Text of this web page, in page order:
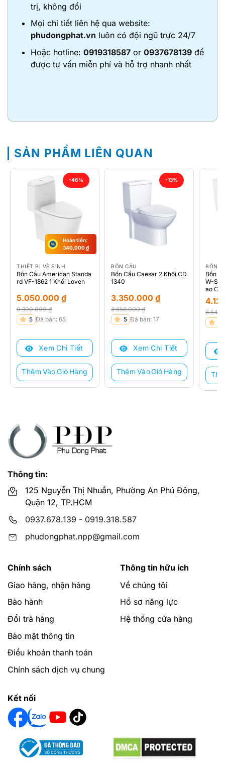
trị, không đổi
Mọi chi tiết liên hệ qua website:
phudongphat.vn luôn có đội ngũ trực 24/7
Hoặc hotline: 0919318587 or 0937678139 để
được tư vấn miễn phí và hỗ trợ nhanh nhất
SẢN PHẨM LIÊN QUAN
-46%
Hoàn tiền:
340,000₫
THIẾT BỊ VỆ SINH
Bồn Cầu American Standa
rd VF-1862 1 Khối Loven
9.300.000₫
Giá
là:
9.300.000 ₫.
5.050.000 ₫
Giá
tại
5.050.000 ₫.
5 Đã bán: 65
Xem Chi Tiết
Thêm Vào Giỏ Hàng
-13%
BỒN CẦU
Bồn Cầu Caesar 2 Khối CD
1340
3.856.000₫
Giá
là:
3.856.000 ₫.
3.350.000₫
Giá
tại
3.350.000 ₫.
5 Đã bán: 17
Xem Chi Tiết
Thêm Vào Giỏ Hàng
BỒN
Bồn
W-
ao
Giá
là:
Giá
tại
Thông tin:
125 Nguyễn Thị Nhuần, Phường An Phú Đông,
Quận 12, TP.HCM
0937.678.139 - 0919.318.587
phudongphat.npp@gmail.com
Chính sách
Giao hàng, nhận hàng
Bảo hành
Đổi trả hàng
Bảo mật thông tin
Điều khoản thanh toán
Chính sách dịch vụ chung
Thông tin hữu ích
Về chúng tôi
Hồ sơ năng lực
Hệ thống cửa hàng
Kết nối